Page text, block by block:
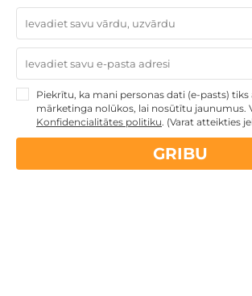
14 dienunaudas atmaksas
Kvalitatīva klientuapkalpošana
GribuAtpusties.lvizmēģināts
Piekrītu, ka mani personas dati (e-pasts)
mārketinga nolūkos, lai nosūtītu jaunumus.
Konfidencialitātes politiku. (Varat atteikties
GRIBU